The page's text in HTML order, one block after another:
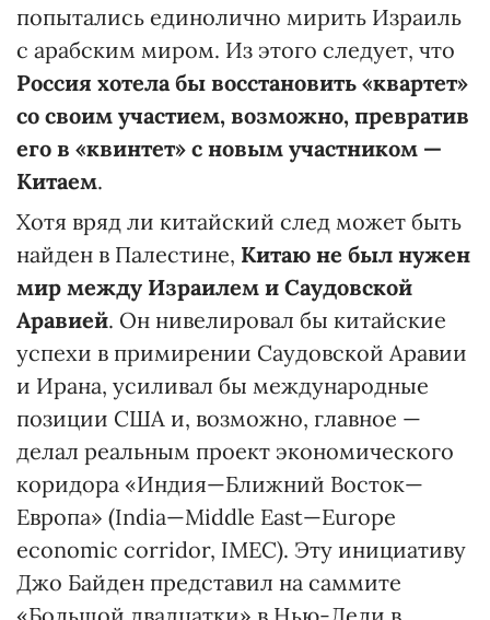
попытались единолично мирить Израиль
с арабским миром. Из этого следует, что
Россия хотела бы восстановить «квартет»
со своим участием, возможно, превратив
его в «квинтет» с новым участником —
Китаем.
Хотя вряд ли китайский след может быть
найден в Палестине, Китаю не был нужен
мир между Израилем и Саудовской
Аравией. Он нивелировал бы китайские
успехи в примирении Саудовской Аравии
и Ирана, усиливал бы международные
позиции США и, возможно, главное —
делал реальным проект экономического
коридора «Индия—Ближний Восток—
Европа» (India—Middle East—Europe
economic corridor, IMEC). Эту инициативу
Джо Байден представил на саммите